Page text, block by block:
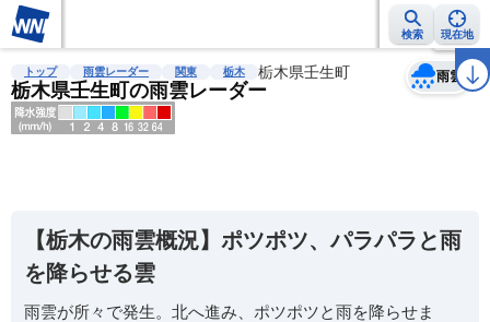
検索 現在地
雨雲レーダー 台風情報 地震情報 警報・注意報 2週間天気 ラ
トップ 雨雲レーダー 関東 栃木 栃木県壬生町
栃木県壬生町の雨雲レーダー
雨雲
天気 台風
【栃木の雨雲概況】ポツポツ、パラパラと雨
を降らせる雲
雨雲が所々で発生。北へ進み、ポツポツと雨を降らせま